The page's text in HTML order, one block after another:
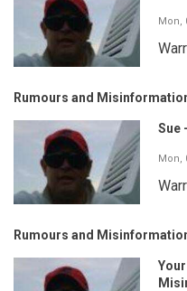
Mon,
Rumours and
Sue
Mon,
Rumours and